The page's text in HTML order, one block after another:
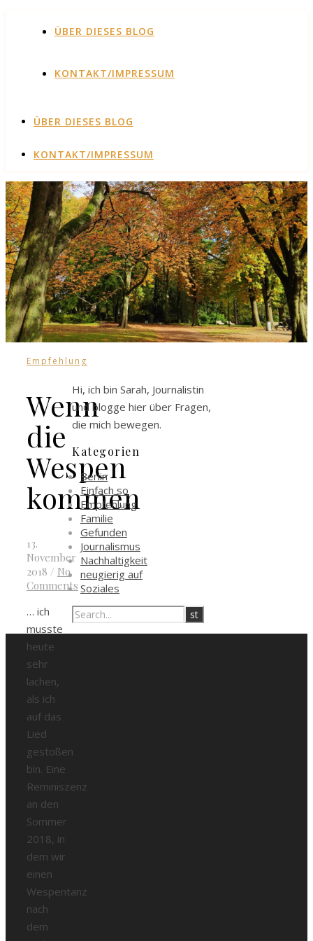
ÜBER DIESES BLOG
KONTAKT/IMPRESSUM
ÜBER DIESES BLOG
KONTAKT/IMPRESSUM
Empfehlung
Wenn
die
Wespen
kommen
13.
November
2018 / No
Comments
… ich
musste
heute
sehr
lachen,
als ich
auf das
Lied
gestoßen
bin. Eine
Reminiszenz
an den
Sommer
2018, in
dem wir
einen
Wespentanz
nach
dem
Hi, ich bin Sarah, Journalistin
und blogge hier über Fragen,
die mich bewegen.
Kategorien
Berlin
Einfach so
Empfehlung
Familie
Gefunden
Journalismus
Nachhaltigkeit
neugierig auf
Soziales